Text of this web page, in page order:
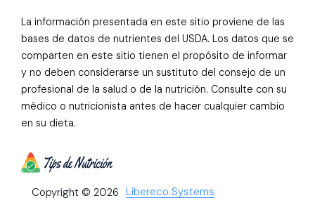
La información presentada en este sitio proviene de las
bases de datos de nutrientes del USDA. Los datos que se
comparten en este sitio tienen el propósito de informar
y no deben considerarse un sustituto del consejo de un
profesional de la salud o de la nutrición. Consulte con su
médico o nutricionista antes de hacer cualquier cambio
en su dieta.
Copyright © 2026 Libereco Systems